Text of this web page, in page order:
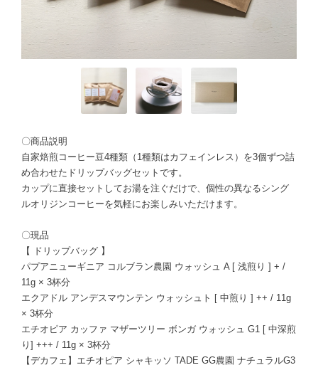
〇商品説明
自家焙煎コーヒー豆4種類（1種類はカフェインレス）を3個ずつ詰
め合わせたドリップバッグセットです。
カップに直接セットしてお湯を注ぐだけで、個性の異なるシング
ルオリジンコーヒーを気軽にお楽しみいただけます。
〇現品
【 ドリップバッグ 】
パプアニューギニア コルブラン農園 ウォッシュ A [ 浅煎り ] + /
11g × 3杯分
エクアドル アンデスマウンテン ウォッシュト [ 中煎り ] ++ / 11g
× 3杯分
エチオピア カッファ マザーツリー ボンガ ウォッシュ G1 [ 中深煎
り] +++ / 11g × 3杯分
【デカフェ】エチオピア シャキッソ TADE GG農園 ナチュラルG3